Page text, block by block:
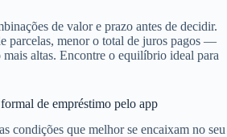
de valor e prazo antes de decidir.
parcelas, menor o total de juros pagos —
mais altas. Encontre o equilíbrio ideal para
de empréstimo pelo app
condições que melhor se encaixam no seu